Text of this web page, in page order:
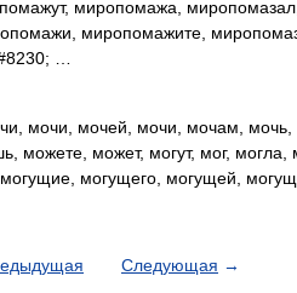
миропомажа,
миропомажите,
…
мочи, мочей, мочи, мочам,
можете, может, могут, мог, могла,
могущего, могущей,
Следующая →